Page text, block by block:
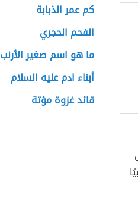
كم عمر الذبابة
الفحم الحجري
ما هو اسم صغير الأرنب
أبناء ادم عليه السلام
قائد غزوة مؤتة